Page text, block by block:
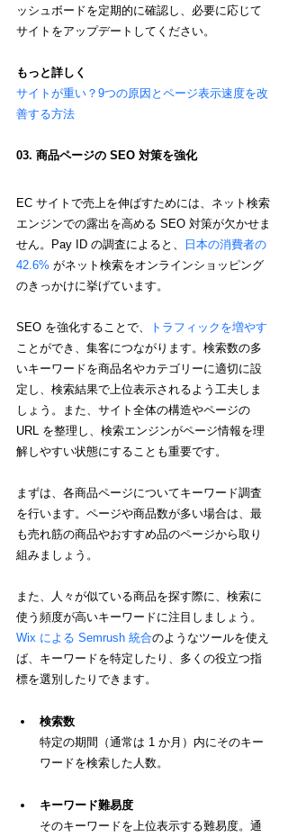
ッシュボードを定期的に確認し、必要に応じて
サイトをアップデートしてください。
もっと詳しく
サイトが重い？9つの原因とページ表示速度を改
善する方法
03. 商品ページの SEO 対策を強化
EC サイトで売上を伸ばすためには、 ネット検索
エンジンでの露出を高める SEO 対策が欠かせま
せん。
Pay ID の調査によると、
日本の消費者の
42.6% がネット検索をオンラインショッピング
のきっかけに挙げています。
SEO を強化することで、
トラフィックを増やす
ことができ、集客につながります。検索数の多
いキーワードを商品名やカテゴリーに適切に設
定し、検索結果で上位表示されるよう工夫しま
しょう。また、サイト全体の構造やページの
URL を整理し、検索エンジンがページ情報を理
解しやすい状態にすることも重要です。
まずは、各商品ページについてキーワード調査
を行います。ページや商品数が多い場合は、最
も売れ筋の商品やおすすめ品のページから取り
組みましょう。
また、人々が似ている商品を探す際に、検索に
使う頻度が高いキーワードに注目しましょう。
Wix による Semrush 統合のようなツールを使え
ば、キーワードを特定したり、多くの役立つ指
標を選別したりできます。
検索数
特定の期間（通常は 1 か月）内にそのキー
ワードを検索した人数。
キーワード難易度
そのキーワードを上位表示する難易度。通